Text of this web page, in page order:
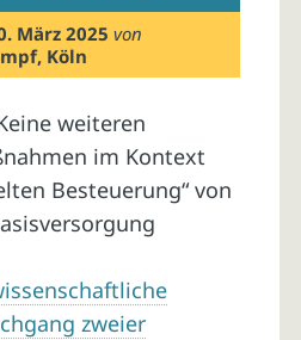
März 2025 von
Köln
weiteren
im Kontext
Besteuerung“ von
zweier